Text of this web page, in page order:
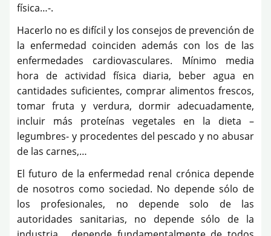
física…-.
Hacerlo no es difícil y los consejos de prevención de
la enfermedad coinciden además con los de las
enfermedades cardiovasculares. Mínimo media
hora de actividad física diaria, beber agua en
cantidades suficientes, comprar alimentos frescos,
tomar fruta y verdura, dormir adecuadamente,
incluir más proteínas vegetales en la dieta –
legumbres- y procedentes del pescado y no abusar
de las carnes,…
El futuro de la enfermedad renal crónica depende
de nosotros como sociedad. No depende sólo de
los profesionales, no depende solo de las
autoridades sanitarias, no depende sólo de la